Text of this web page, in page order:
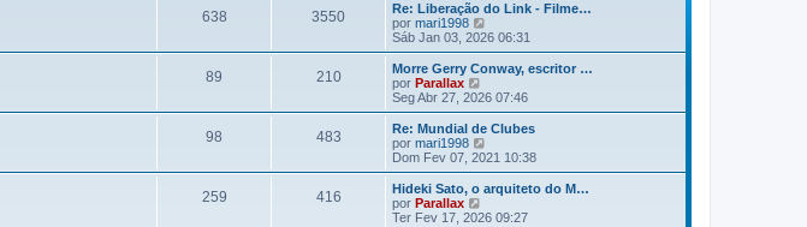
638 3550
Re: Liberação do Link - Filme…
por mari1998
e
r
ú
t
m
a
m
e
s
g
Sáb Jan 03, 2026 06:31
89 210
Morre Gerry Conway, escritor …
por Parallax
e
r
ú
l
t
a
m
Seg Abr 27, 2026 07:46
98 483
Re: Mundial de Clubes
por mari1998
e
r
ú
t
Dom Fev 07, 2021 10:38
259 416
Hideki Sato, o arquiteto do M…
por Parallax
e
Ter Fev 17, 2026 09:27